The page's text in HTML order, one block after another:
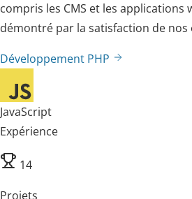
compris les CMS et les applications
démontré par la satisfaction de nos
Développement PHP
JavaScript
Expérience
14
Projets